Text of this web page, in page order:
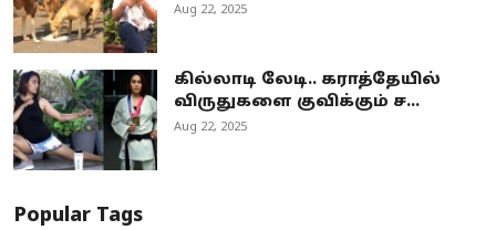
Aug 22, 2025
கில்லாடி லேடி.. கராத்தேயில்
விருதுகளை குவிக்கும் ச...
Aug 22, 2025
Popular Tags